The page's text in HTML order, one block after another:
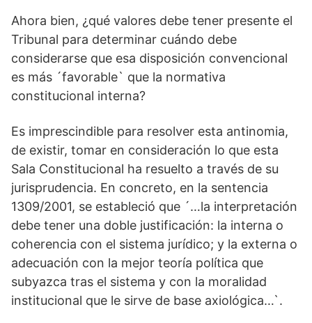
Ahora bien, ¿qué valores debe tener presente el
Tribunal para determinar cuándo debe
considerarse que esa disposición convencional
es más ´favorable` que la normativa
constitucional interna?
Es imprescindible para resolver esta antinomia,
de existir, tomar en consideración lo que esta
Sala Constitucional ha resuelto a través de su
jurisprudencia. En concreto, en la sentencia
1309/2001, se estableció que ´…la interpretación
debe tener una doble justificación: la interna o
coherencia con el sistema jurídico; y la externa o
adecuación con la mejor teoría política que
subyazca tras el sistema y con la moralidad
institucional que le sirve de base axiológica…`.